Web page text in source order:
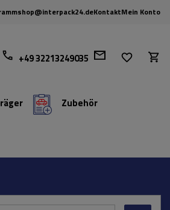
shop@interpack24.deKontaktMein Konto
+49 32213249035
Zubehör